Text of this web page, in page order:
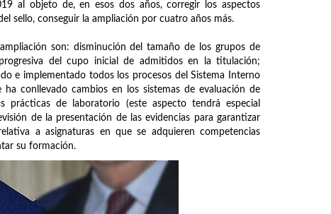
al objeto de, en esos dos años, corregir los aspectos
sello, conseguir la ampliación por cuatro años más.
son: disminución del tamaño de los grupos de
del cupo inicial de admitidos en la titulación;
e implementado todos los procesos del Sistema Interno
conllevado cambios en los sistemas de evaluación de
prácticas de laboratorio (este aspecto tendrá especial
de la presentación de las evidencias para garantizar
a asignaturas en que se adquieren competencias
su formación.